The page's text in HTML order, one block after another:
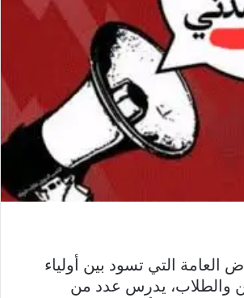
العامة التي تسود بين أولياء
والطلاب، يدرس عدد من